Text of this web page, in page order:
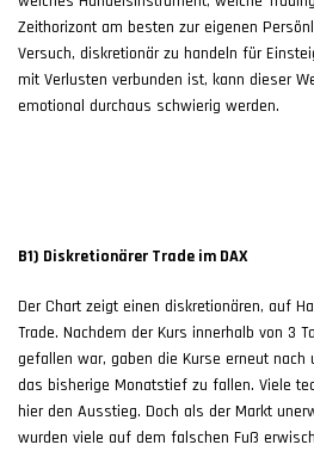
Zeithorizont am besten zur eigenen
Versuch, diskretionär zu handeln für
mit Verlusten verbunden ist, kann dieser
emotional durchaus schwierig werden.
B1) Diskretionärer Trade im DAX
Der Chart zeigt einen diskretionären, auf
Trade. Nachdem der Kurs innerhalb von 3
gefallen war, gaben die Kurse erneut nach
das bisherige Monatstief zu fallen. Viele
hier den Ausstieg. Doch als der Markt
wurden viele auf dem falschen Fuß